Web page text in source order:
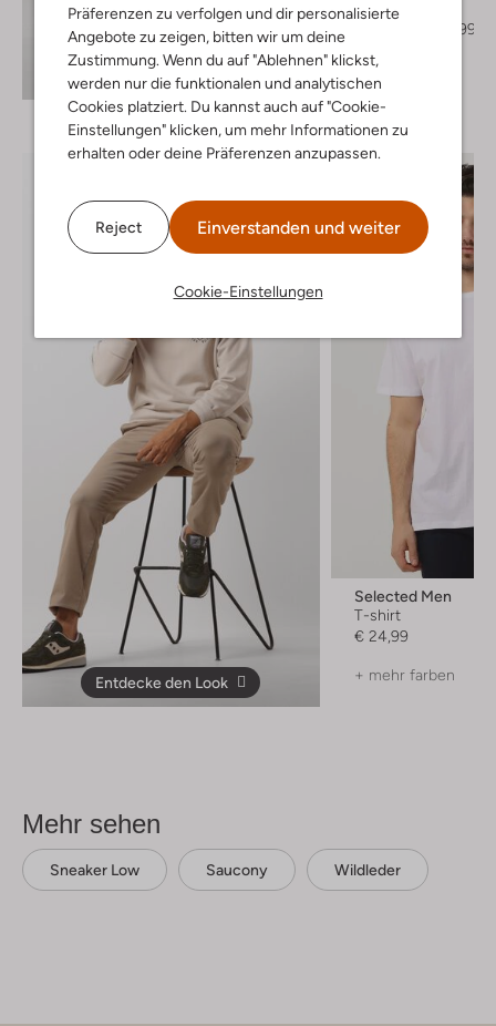
Präferenzen zu verfolgen und dir personalisierte
Angebote zu zeigen, bitten wir um deine
Zustimmung. Wenn du auf "Ablehnen" klickst,
werden nur die funktionalen und analytischen
Cookies platziert. Du kannst auch auf "Cookie-
Einstellungen" klicken, um mehr Informationen zu
erhalten oder deine Präferenzen anzupassen.
Reject Einverstanden und weiter
Cookie-Einstellungen
Entdecke den Look
Westen
€ 119,99
Entdecke den Look
Selected Men
T-shirt
€ 24,99
+ mehr farben
Mehr sehen
Sneaker Low Saucony Wildleder